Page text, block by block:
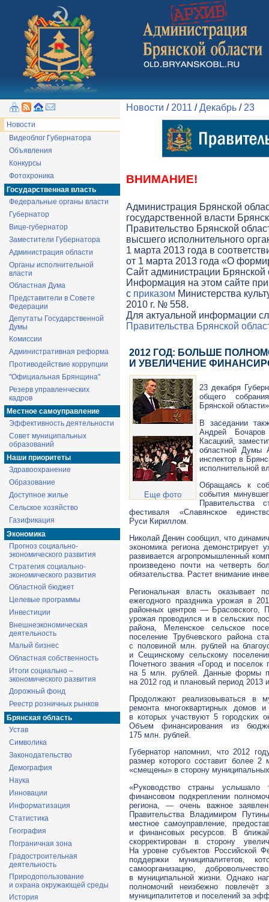
Новости
Видеоблог Губернатора
Объявления
Конкурсы
Фотохроника
Государственная власть
Федеральные органы власти
Губернатор
Вице-губернатор
Заместители Губернатора
Администрация области
Органы исполнительной
власти
Областная Дума
Представители в Совете
Федерации
Депутаты Государственной
Думы
Комиссии
Административная реформа
Противодействие коррупции
"Официальная Брянщина"
Резерв управленческих
кадров
Местное самоуправление
Эффективность деятельности
Совет муниципальных
образований
Наши приоритеты
Здравоохранение
Образование
Доступное жилье
Сельское хозяйство
Газификация
Экономика
Прогноз социально-
экономического развития
Стратегия социально-
экономического развития
Областной бюджет
Целевые программы
Инвестиции
Внешнеэкономическая
деятельность
Малый бизнес
Областная собственность
Итоги социально –
экономического развития
Дорожный фонд
Реестр розничных рынков
Брянская область
Устав
Символика
Законодательство
Демография
Наука
Инновации
Информатизация
Статистика
География
Пограничная зона
Градостроительная
деятельность
Природопользование
и охрана окружающей среды
История
Новости / 2011 /Декабрь / 23
ВНИМАНИЕ!
Администрация Брянской
государственной власти
Правительство Брянской
высшего исполнительного
1 марта 2013 года в
от 1 марта 2013 года «О
Cайт администрации Брянской
Информация на этом сайте
с приказом Министерства
2010 г. № 558.
Для актуальной информации
Правительства Брянской
2012 ГОД: БОЛЬШЕ
И УВЕЛИЧЕНИЕ
Еще фото
23 декабря
общего
Брянской
В заседании
Андрей
Касацкий,
областной Думы
инспектор в
исполнительной
Обращаясь к
события
Правительства
фестиваля «Славянское
Руси Кириллом.
Николай Денин сообщил, что
экономика региона демонстрирует
развивается агропромышленный
произведено почти на четверть
обязательства. Растет внимание
Региональная власть оказывает
ежегодного праздника урожая в
районных центров — Брасовского,
урожая проводился и в сельских
района, Меленское сельское
поселение Трубчевского района
с половиной млн. рублей на
и Сещинскому сельскому
Почетного звания «Город и
на 5 млн. рублей. Данные формы
на 2012 год и плановый период 2013
Продолжают реализовываться в
ремонта многоквартирных домов
в которых участвуют 5 городских
Объем финансирования из
175 млн. рублей.
Губернатор напомнил, что 2012
размер которого составит более
«смещены» в сторону
«Руководство страны услышало
финансовом подкреплении
региона, — очень важное
Правительства Владимиром
местное самоуправление,
и финансовых ресурсов. В
скорректирован в сторону
На уровне субъектов Российской
поддержки муниципалитетов,
самоорганизацию,
в муниципальной жизни. Однако
полномочий неизбежно повлечёт
муниципалитетов и поселений за